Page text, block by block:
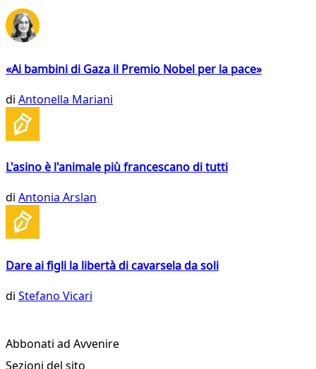
«Ai bambini di Gaza il Premio Nobel per la pace»
di Antonella Mariani
L'asino è l'animale più francescano di tutti
di Antonia Arslan
Dare ai figli la libertà di cavarsela da soli
di Stefano Vicari
Abbonati ad Avvenire
Sezioni del sito